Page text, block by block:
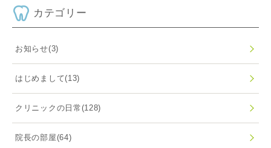
カテゴリー
お知らせ(3)
はじめまして(13)
クリニックの日常(128)
院長の部屋(64)